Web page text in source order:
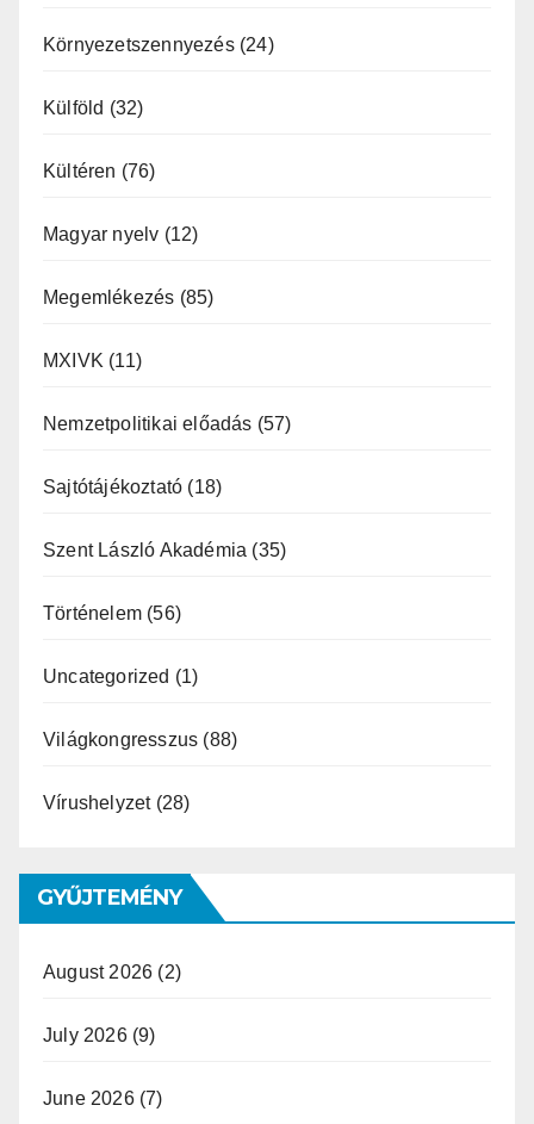
Környezetszennyezés(24)
Külföld (32)
Kültéren (76)
Magyar nyelv (12)
Megemlékezés (85)
MXIVK (11)
Nemzetpolitikai előadás (57)
Sajtótájékoztató (18)
Szent László Akadémia (35)
Történelem (56)
Uncategorized (1)
Világkongresszus (88)
Vírushelyzet(28)
GYŰJTEMÉNY
August 2026 (2)
July 2026(9)
June 2026(7)